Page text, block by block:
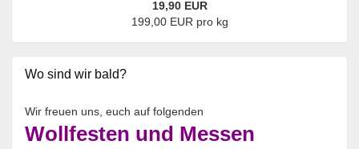
19,90 EUR
199,00 EUR pro kg
Wo sind wir bald?
Wir freuen uns, euch auf folgenden
Wollfesten und Messen